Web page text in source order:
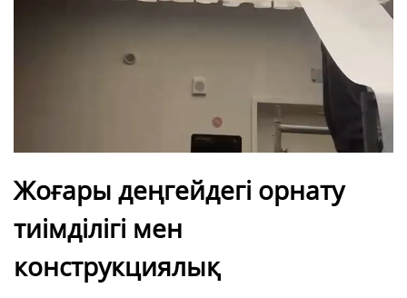
Жоғары деңгейдегі орнату
тиімділігі мен
конструкциялық